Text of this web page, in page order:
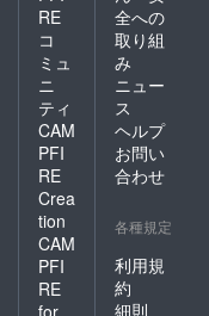
RE
コ
ミュ
ニ
ティ
CAM
PFI
RE
Crea
tion
CAM
PFI
RE
全への
取り組
み
ニュー
ス
ヘルプ
お問い
合わせ
各種規定
利用規
約
細則